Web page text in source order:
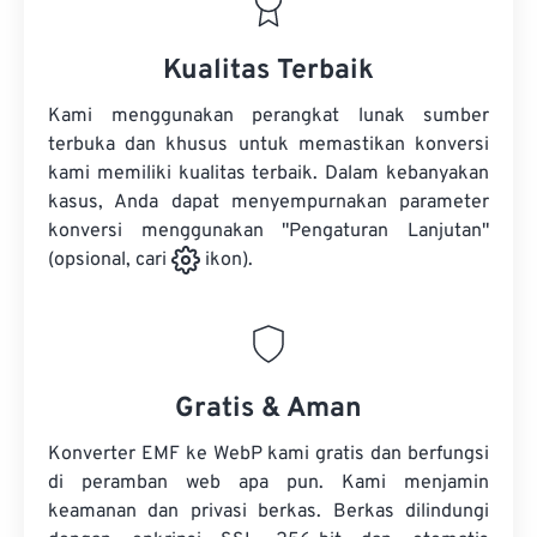
Kualitas Terbaik
Kami menggunakan perangkat lunak sumber
terbuka dan khusus untuk memastikan konversi
kami memiliki kualitas terbaik. Dalam kebanyakan
kasus, Anda dapat menyempurnakan parameter
konversi menggunakan "Pengaturan Lanjutan"
(opsional, cari
ikon).
Gratis & Aman
Konverter EMF ke WebP kami gratis dan berfungsi
di peramban web apa pun. Kami menjamin
keamanan dan privasi berkas. Berkas dilindungi